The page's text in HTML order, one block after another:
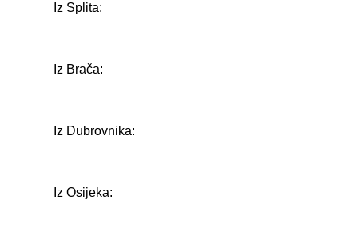
Iz Splita:
Iz Brača:
Iz Dubrovnika:
Iz Osijeka: